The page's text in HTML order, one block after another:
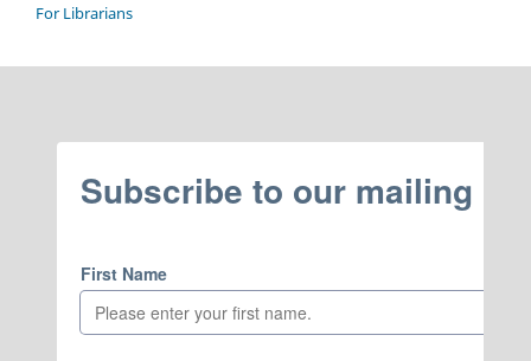
For Librarians